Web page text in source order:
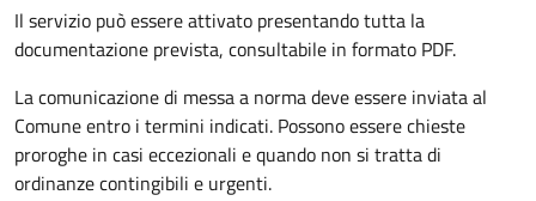
Il servizio può essere attivato presentando tutta la
documentazione prevista, consultabile in formato PDF.
La comunicazione di messa a norma deve essere inviata al
Comune entro i termini indicati. Possono essere chieste
proroghe in casi eccezionali e quando non si tratta di
ordinanze contingibili e urgenti.